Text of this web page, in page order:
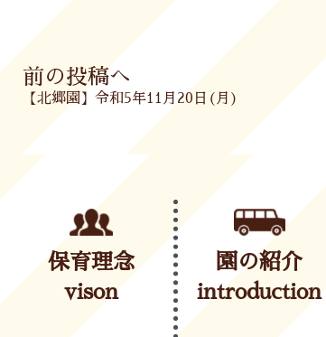
Prev
前の投稿へ
【北郷園】令和5年11月20日(月)
保育理念
vison
園の紹介
introduction